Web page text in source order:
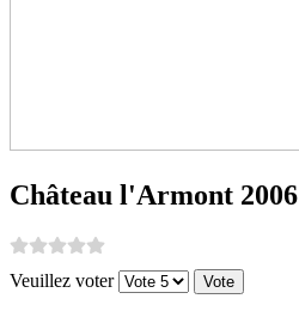
Château l'Armont 2006
Veuillez voter